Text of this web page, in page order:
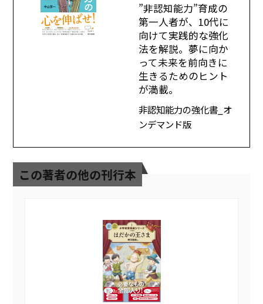
”非認知能力”育成の
第一人者が、10代に
向けて実践的な強化
法を解説。夢に向か
って未来を前向きに
生きるためのヒント
が満載。
非認知能力の強化書_オ
ンデマンド版
この著者の他の刊行本